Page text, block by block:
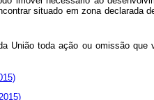
situado em zona
da União toda ação ou